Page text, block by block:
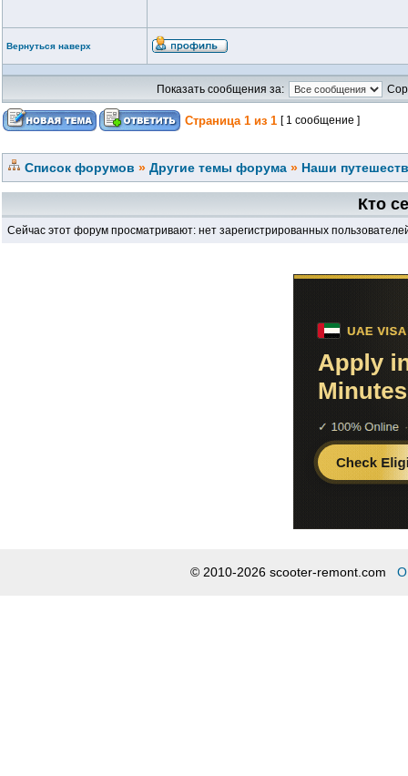
Вернуться наверх
Показать сообщения за:
Страница 1 из 1 [ 1 сообщение ]
Список форумов » Другие темы форума » Наши
Кто
Сейчас этот форум просматривают: нет зарегистрированных
© 2010-2026 scooter-remont.com О